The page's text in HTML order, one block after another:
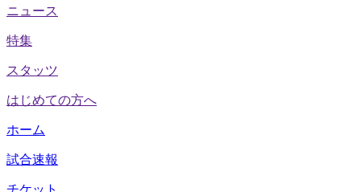
ニュース
特集
スタッツ
はじめての方へ
ホーム
試合速報
チケット